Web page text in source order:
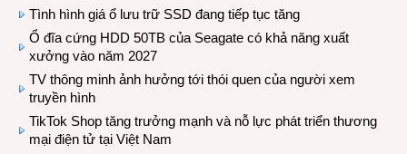
Tình hình giá ổ lưu trữ SSD đang tiếp tục tăng
Ổ đĩa cứng HDD 50TB của Seagate có khả năng xuất
xưởng vào năm 2027
TV thông minh ảnh hưởng tới thói quen của người xem
truyền hình
TikTok Shop tăng trưởng mạnh và nỗ lực phát triển thương
mại điện tử tại Việt Nam